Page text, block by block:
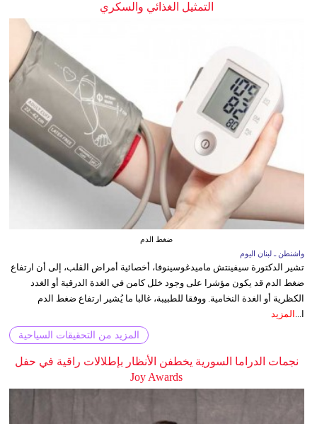
التمثيل الغذائي والسكري
ضغط الدم
واشنطن ـ لبنان اليوم
تشير الدكتورة سيفينتش ماميدغوسينوفا، أخصائية أمراض القلب، إلى أن ارتفاع
ضغط الدم قد يكون مؤشرا على وجود خلل كامن في الغدة الدرقية أو الغدد
الكظرية أو الغدة النخامية. ووفقا للطبيبة، غالبا ما يُشير ارتفاع ضغط الدم
ا...
المزيد
المزيد من التحقيقات السياحية
نجمات الدراما السورية يخطفن الأنظار بإطلالات راقية في حفل
Joy Awards